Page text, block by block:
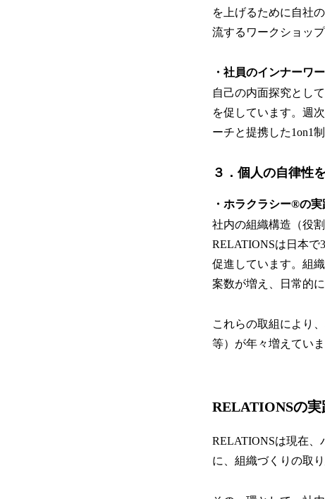
を上げるために自社
流するワークショッ
・社員のインナーワ
自己の内面探究とし
を促しています。週
ーチと提携した1on1
３．個人の自律性
・ホラクラシー®の実
社内の組織構造（役
RELATIONSは日本
促進しています。組
案数が増え、日常的
これらの取組により
等）が年々増えていま
RELATIONSの
RELATIONSは現在
に、組織づくりの取